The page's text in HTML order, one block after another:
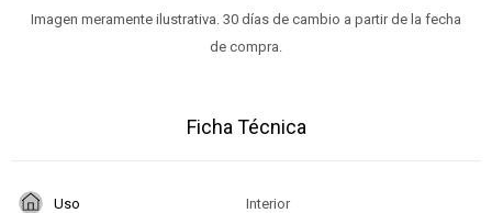
Imagen meramente ilustrativa. 30 días de cambio a partir de la fecha
de compra.
Ficha Técnica
Uso Interior